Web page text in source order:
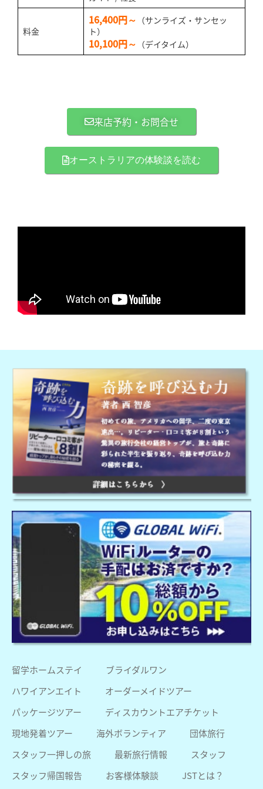
料金
16,400円～ （サンライズ・サンセッ
ト）
10,100円～ （デイタイム）
来店予約・お問合せ
オーストラリアの体験談を読む
留学ホームステイ
ブライダルワン
ハワイアンエイト
オーダーメイドツアー
パッケージツアー
ディスカウントエアチケット
現地発着ツアー
海外ボランティア
団体旅行
スタッフ一押しの旅
最新旅行情報
スタッフ
スタッフ帰国報告
お客様体験談
JSTとは？